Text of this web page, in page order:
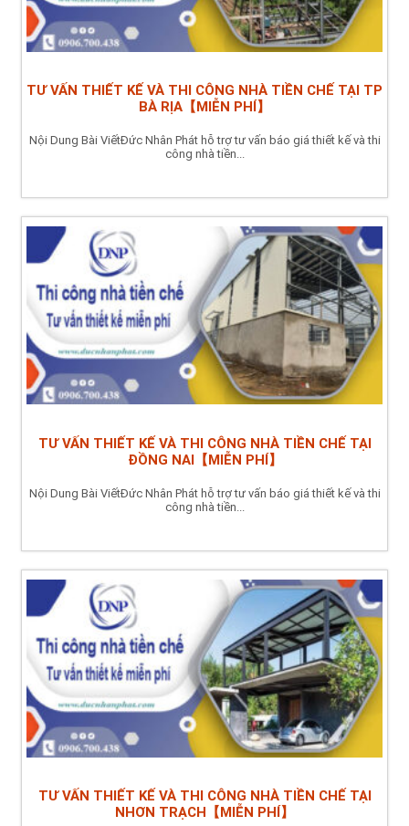
TƯ VẤN THIẾT KẾ VÀ THI CÔNG NHÀ TIỀN CHẾ TẠI TP
BÀ RỊA【MIỄN PHÍ】
Nội Dung Bài ViếtĐức Nhân Phát hỗ trợ tư vấn báo giá thiết kế và thi
công nhà tiền...
TƯ VẤN THIẾT KẾ VÀ THI CÔNG NHÀ TIỀN CHẾ TẠI
ĐỒNG NAI【MIỄN PHÍ】
Nội Dung Bài ViếtĐức Nhân Phát hỗ trợ tư vấn báo giá thiết kế và thi
công nhà tiền...
TƯ VẤN THIẾT KẾ VÀ THI CÔNG NHÀ TIỀN CHẾ TẠI
NHƠN TRẠCH【MIỄN PHÍ】